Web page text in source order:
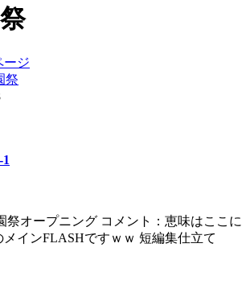
ージ
祭
インFLASHですｗｗ 短編集仕立て